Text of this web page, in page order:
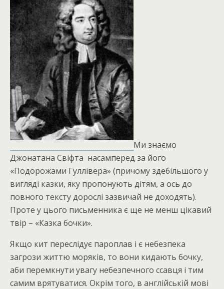
Ми знаємо
Джонатана Свіфта насамперед за його
«Подорожами Гуллівера» (причому здебільшого у
вигляді казки, яку пропонують дітям, а ось до
повного тексту дорослі зазвичай не доходять).
Проте у цього письменника є ще не менш цікавий
твір – «Казка бочки».
Якщо кит переслідує пароплав і є небезпека
загрози життю моряків, то вони кидають бочку,
аби перемкнути увагу небезпечного ссавця і тим
самим врятуватися. Окрім того, в англійській мові